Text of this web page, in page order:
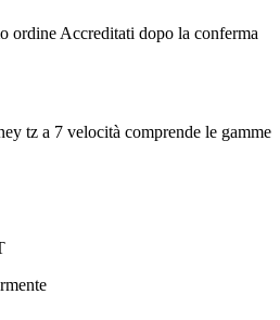
ordine Accreditati dopo la conferma
tz a 7 velocità comprende le gamme